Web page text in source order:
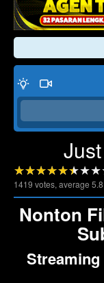
1419 votes, average 5.8
Nonton
Streaming